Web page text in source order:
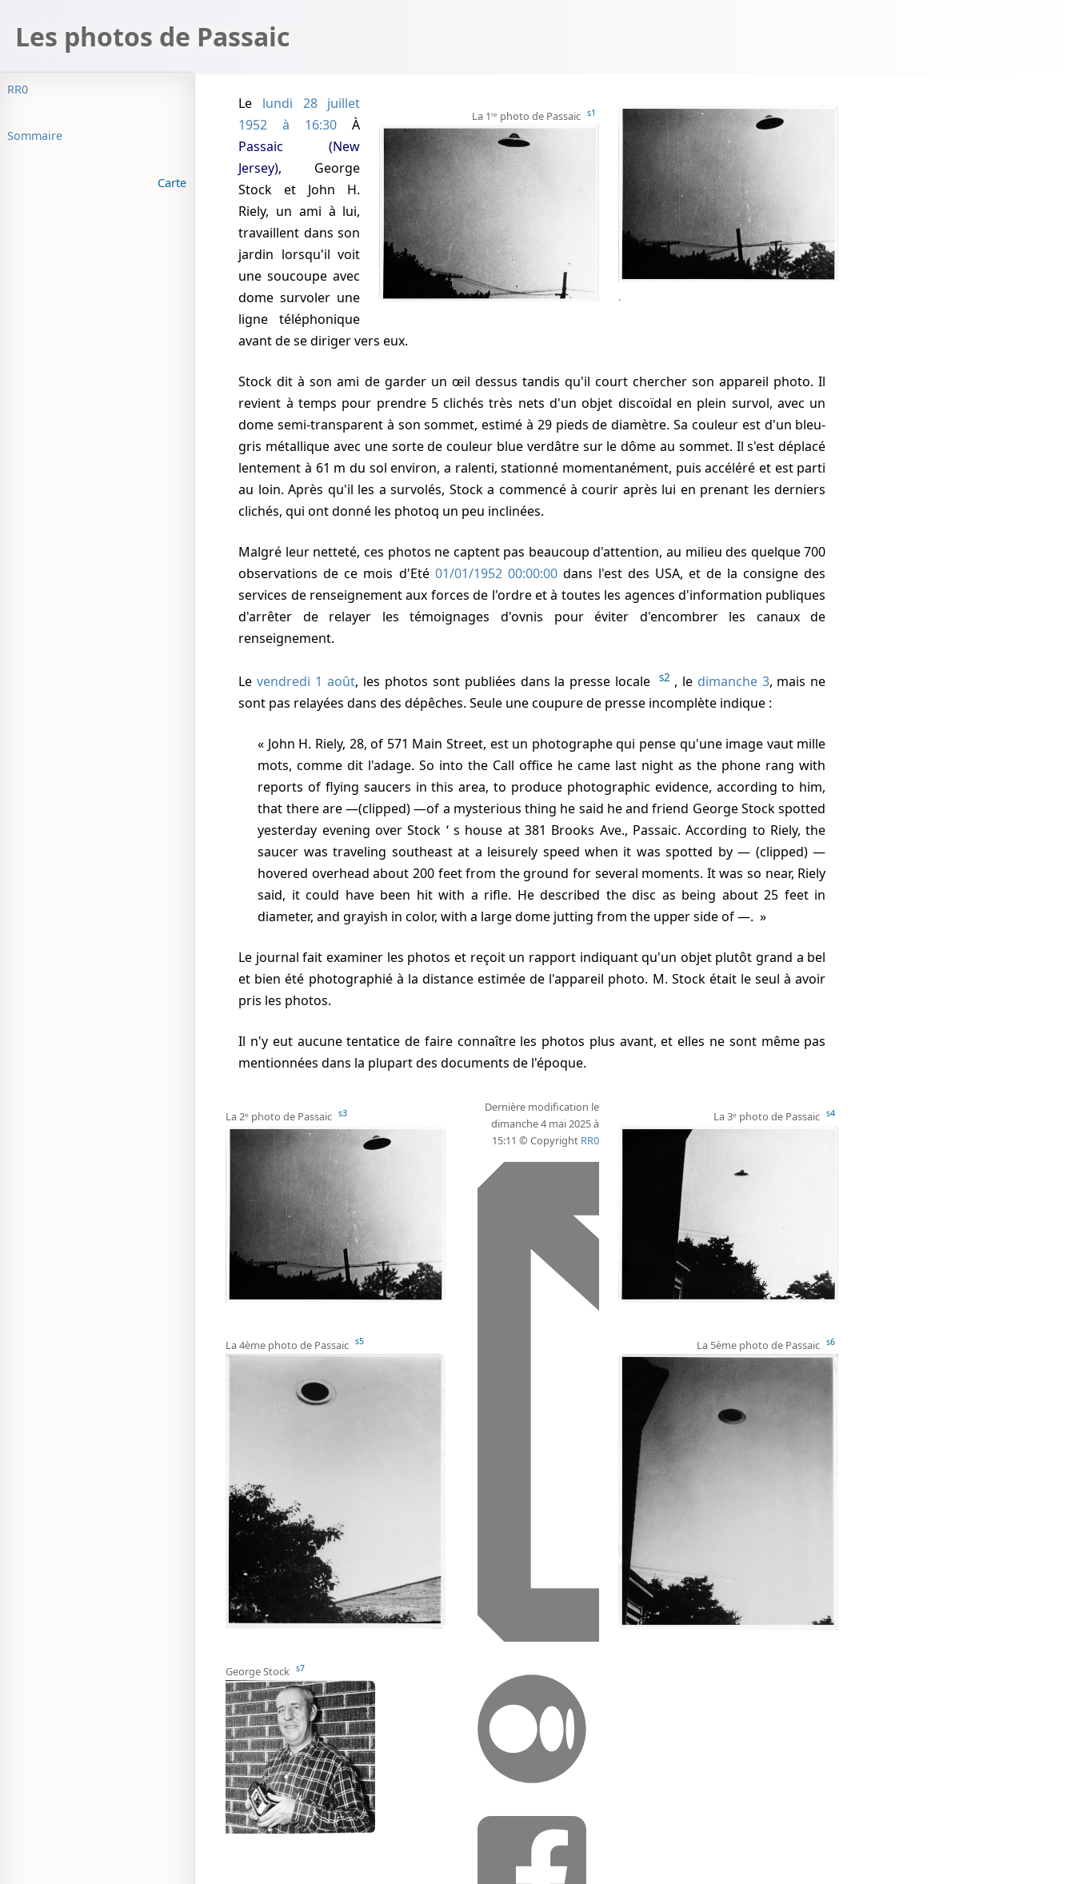
Les photos de Passaic
RR0
Sommaire
Carte
.
La 1ʳᵉ photo de Passaic s1
Le lundi 28 juillet
1952 à 16:30 À
Passaic (New
Jersey), George
Stock et John H.
Riely, un ami à lui,
travaillent dans son
jardin lorsqu'il voit
une soucoupe avec
dome survoler une
ligne téléphonique
avant de se diriger vers eux.
Stock dit à son ami de garder un œil dessus tandis qu'il court chercher son appareil photo. Il
revient à temps pour prendre 5 clichés très nets d'un objet discoïdal en plein survol, avec un
dome semi-transparent à son sommet, estimé à 29 pieds de diamètre. Sa couleur est d'un bleu-
gris métallique avec une sorte de couleur blue verdâtre sur le dôme au sommet. Il s'est déplacé
lentement à 61 m du sol environ, a ralenti, stationné momentanément, puis accéléré et est parti
au loin. Après qu'il les a survolés, Stock a commencé à courir après lui en prenant les derniers
clichés, qui ont donné les photoq un peu inclinées.
Malgré leur netteté, ces photos ne captent pas beaucoup d'attention, au milieu des quelque 700
observations de ce mois d'Eté 01/01/1952 00:00:00dans l'est des USA, et de la consigne des
services de renseignement aux forces de l'ordre et à toutes les agences d'information publiques
d'arrêter de relayer les témoignages d'ovnis pour éviter d'encombrer les canaux de
renseignement.
Levendredi 1 août, les photos sont publiées dans la presse locale s2 , le dimanche 3, mais ne
sont pas relayées dans des dépêches. Seule une coupure de presse incomplète indique :
John H. Riely, 28, of 571 Main Street, est un photographe qui pense qu'une image vaut mille
mots, comme dit l'adage. So into the Call office he came last night as the phone rang with
reports of flying saucers in this area, to produce photographic evidence, according to him,
that there are —(clipped) —of a mysterious thing he said he and friend George Stock spotted
yesterday evening over Stock ‘ s house at 381 Brooks Ave., Passaic. According to Riely, the
saucer was traveling southeast at a leisurely speed when it was spotted by — (clipped) —
hovered overhead about 200 feet from the ground for several moments. It was so near, Riely
said, it could have been hit with a rifle. He described the disc as being about 25 feet in
diameter, and grayish in color, with a large dome jutting from the upper side of —.
Le journal fait examiner les photos et reçoit un rapport indiquant qu'un objet plutôt grand a bel
et bien été photographié à la distance estimée de l'appareil photo. M. Stock était le seul à avoir
pris les photos.
Il n'y eut aucune tentatice de faire connaître les photos plus avant, et elles ne sont même pas
mentionnées dans la plupart des documents de l'époque.
La 2ᵉ photo de Passaic s3 La 3ᵉ photo de Passaic s4
La 4ème photo de Passaic s5 La 5ème photo de Passaic s6
George Stock s7
Dernière modification le
dimanche 4 mai 2025 à
15:11 © Copyright RR0